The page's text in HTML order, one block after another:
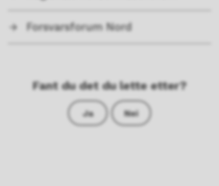
Forsvarsforum Nord
Fant du det du lette etter?
Ja Nei